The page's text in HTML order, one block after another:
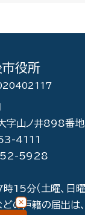
役所
字山ノ井898番
4111
52-5928
15分（土曜、日曜
の戸籍の届出は